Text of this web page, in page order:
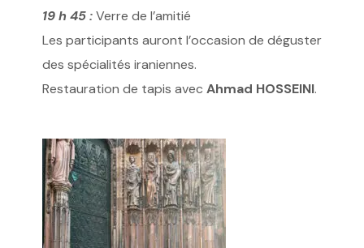
19 h 45 :Verre de l’amitié
Les participants auront l’occasion de déguster
des spécialités iraniennes.
Restauration de tapis avec Ahmad HOSSEINI.